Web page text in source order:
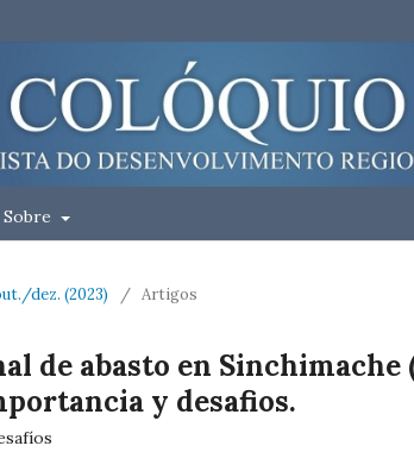
Sobre
dez. (2023) / Artigos
de abasto en Sinchimache
y desafios.